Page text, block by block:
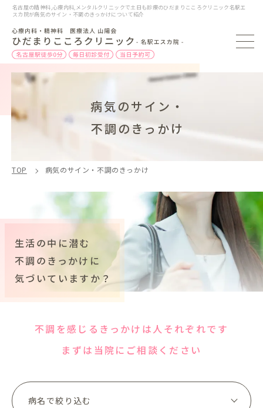
名古屋の精神科,心療内科,メンタルクリニックで土日も診療のひだまりこころクリニック名駅エ
スカ院が病気のサイン・不調のきっかけについて紹介
病気のサイン・
不調のきっかけ
TOP 病気のサイン・不調のきっかけ
生活の中に潜む
不調のきっかけに
気づいていますか？
不調を感じるきっかけは人それぞれです
まずは当院にご相談ください